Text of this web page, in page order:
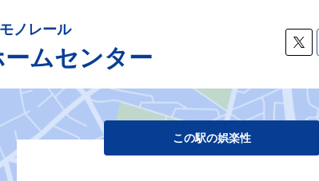
ノレール
ムセンター
この駅の娯楽性